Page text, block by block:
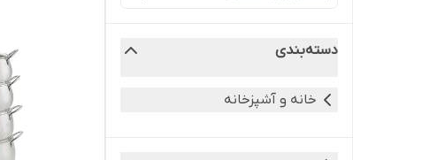
دسته‌بندی
خانه و آشپزخانه